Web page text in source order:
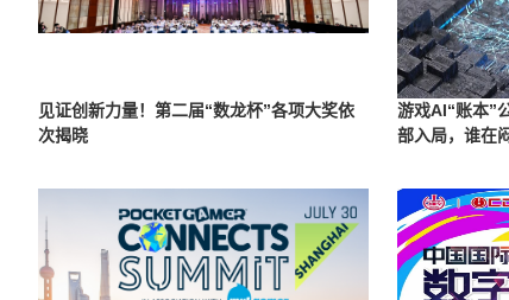
见证创新力量！第二届“数龙杯”各项大奖依
次揭晓
游戏AI“账本”
部入局，谁在